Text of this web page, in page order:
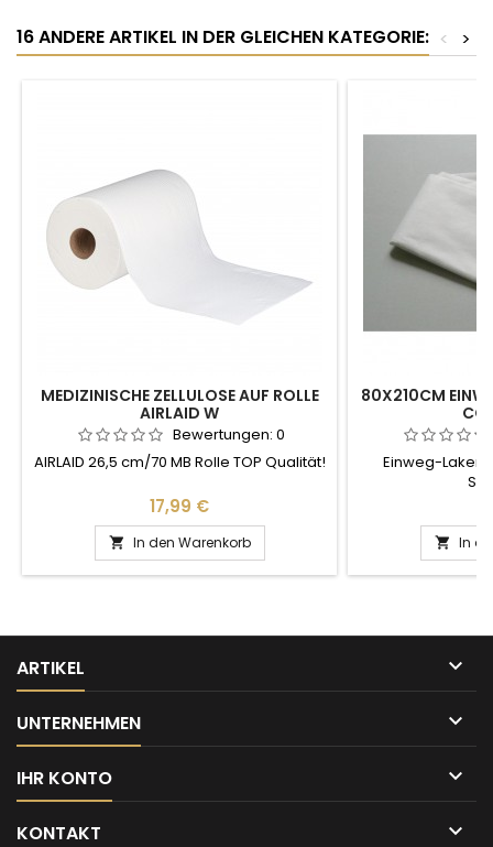
16 ANDERE ARTIKEL IN DER GLEICHEN KATEGORIE: >
<
MEDIZINISCHE ZELLULOSE AUF ROLLE
AIRLAID W
Bewertungen: 0
AIRLAID 26,5 cm/70 MB Rolle TOP Qualität!
Preis
17,99 €
 In den Warenkorb
80X210CM
Einweg-Laken
St.
 In
ARTIKEL 
UNTERNEHMEN 
IHR KONTO 
KONTAKT 